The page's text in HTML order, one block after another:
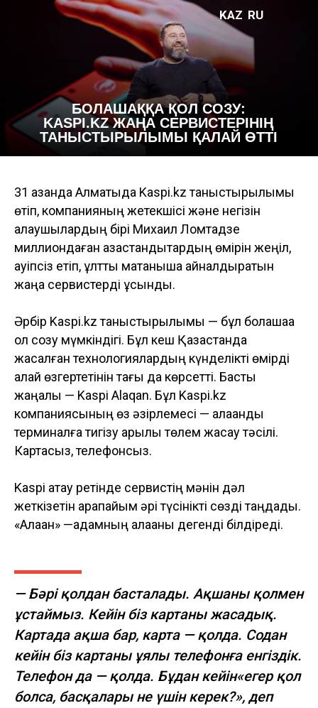
БОЛАШАҚҚА ҚОЛ СОЗУ:
KASPI.KZ ЖАҢА СЕРВИСТЕРІНІҢ
ТАНЫСТЫРЫЛЫМЫ ҚАЛАЙ ӨТТІ
KAZ RU
31 қазанда Алматыда Kaspi.kz таныстырылымы
өтіп, компанияның жетекшісі және негізін
қалаушылардың бірі Михаил Ломтадзе
миллиондаған қазақстандықтардың өмірін жеңіл,
қауіпсіз етіп, ұлттық мақтанышқа айналдыратын
жаңа сервистерді ұсынды.
Әрбір Kaspi.kz таныстырылымы — бұл болашаққа
қол созу мүмкіндігі. Бұл кеш Қазақстанда
жасалған технологиялардың күнделікті өмірді
қалай өзгертетінін тағы да көрсетті. Басты
жаңалық — Kaspi Alaqan. Бұл Kaspi.kz
компаниясының өз әзірлемесі — алақанды
терминалға тигізу арқылы төлем жасау тәсілі.
Картасыз, телефонсыз.
Kaspi атау ретінде сервистің мәнін дәл
жеткізетін қарапайым әрі түсінікті сөзді таңдады.
«Алақан» —адамның алақаны дегенді білдіреді.
— Бәрі қолдан басталады. Ақшаны қолмен
ұстаймыз. Кейін біз картаны жасадық.
Картада ақша бар, карта — қолда. Содан
кейін біз картаны ұялы телефонға енгіздік.
Телефон да — қолда. Бұдан кейін«егер қол
болса, басқалары не үшін керек?», деп